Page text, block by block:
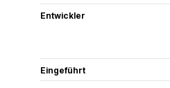
Entwickler
Eingeführt